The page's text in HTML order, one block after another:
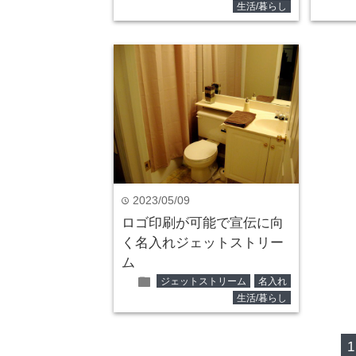
生活/暮らし
time 2023/05/09
ロゴ印刷が可能で宣伝に向
く名入れジェットストリー
ム
folder ジェットストリーム
名入れ
生活/暮らし
1